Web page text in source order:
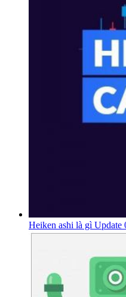
Heiken ashi là gì Update